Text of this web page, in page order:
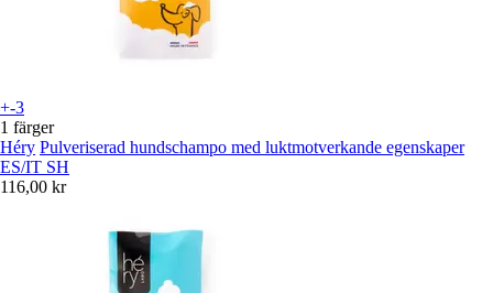
+-3
1 färger
Héry Pulveriserad hundschampo med luktmotverkande egenskaper
ES/IT SH
116,00 kr